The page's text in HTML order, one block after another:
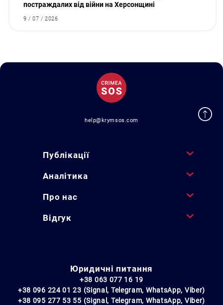
постраждалих від війни на Херсонщині
9 / 07 / 2026
help@krymsos.com
Публікації
Аналітика
Про нас
Відгук
Юридичні питання
+38 063 077 16 19
+38 096 224 01 23 (Signal, Telegram, WhatsApp, Viber)
+38 095 277 53 55 (Signal, Telegram, WhatsApp, Viber)